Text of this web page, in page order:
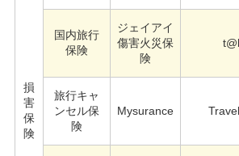
損
害
保
険
国内旅行
保険
ジェイアイ
傷害火災保
険
旅行キャ
ンセル保
険
Mysurance